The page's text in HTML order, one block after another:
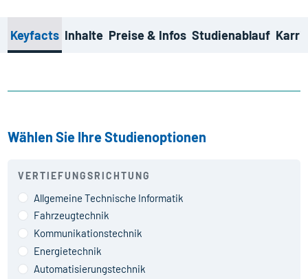
Keyfacts Inhalte Preise & Infos Studienablauf
Wählen Sie Ihre Studienoptionen
VERTIEFUNGSRICHTUNG
Allgemeine Technische Informatik
Fahrzeugtechnik
Kommunikationstechnik
Energietechnik
Automatisierungstechnik